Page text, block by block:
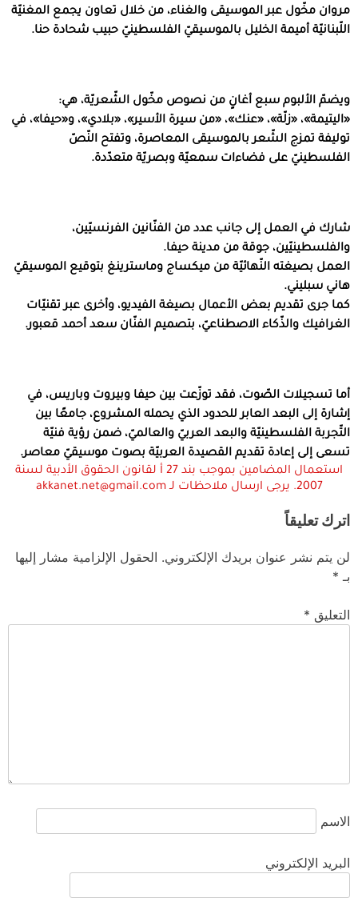
مروان مخّول عبر الموسيقى والغناء، من خلال تعاون يجمع المغنيّة
اللّبنانيّة أميمة الخليل بالموسيقيّ الفلسطينيّ حبيب شحادة حنا.
ويضمّ الألبوم سبع أغانٍ من نصوص مخّول الشّعريّة، هي:
«اليتيمة»، «زلّة»، «عنك»، «من سيرة الأسير»، «بلادي»، و«حيفا»، في
توليفة تمزج الشّعر بالموسيقى المعاصرة، وتفتح النّصّ
الفلسطينيّ على فضاءات سمعيّة وبصريّة متعدّدة.
شارك في العمل إلى جانب عدد من الفنّانين الفرنسيّين،
والفلسطينيّين، جوقة من مدينة حيفا.
العمل بصيغته النّهائيّة من ميكساج وماسترينغ بتوقيع الموسيقيّ
هاني سبليني.
كما جرى تقديم بعض الأعمال بصيغة الفيديو، وأخرى عبر تقنيّات
الغرافيك والذّكاء الاصطناعيّ، بتصميم الفنّان سعد أحمد قعبور.
أما تسجيلات الصّوت، فقد توزّعت بين حيفا وبيروت وباريس، في
إشارة إلى البعد العابر للحدود الذي يحمله المشروع، جامعًا بين
التّجربة الفلسطينيّة والبعد العربيّ والعالميّ، ضمن رؤية فنيّة
تسعى إلى إعادة تقديم القصيدة العربيّة بصوت موسيقيّ معاصر.
استعمال المضامين بموجب بند 27 أ لقانون الحقوق الأدبية لسنة
2007. يرجى ارسال ملاحظات لـ akkanet.net@gmail.com
اترك تعليقاً
لن يتم نشر عنوان بريدك الإلكتروني. الحقول الإلزامية مشار إليها
بـ *
التعليق *
الاسم
البريد الإلكتروني